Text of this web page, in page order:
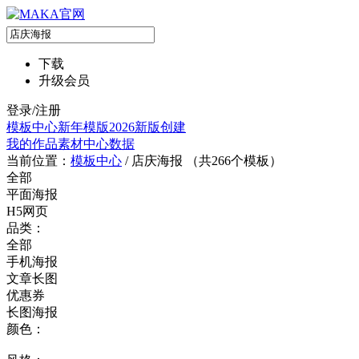
下载
升级会员
登录/注册
模板中心新年模版2026新版创建
我的作品素材中心数据
当前位置： 模板中心 / 店庆海报 （共266个模板）
全部
平面海报
H5网页
品类：
全部
手机海报
文章长图
优惠券
长图海报
颜色：